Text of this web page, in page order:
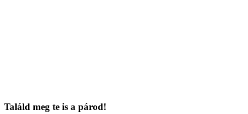
Találd meg te is a párod!